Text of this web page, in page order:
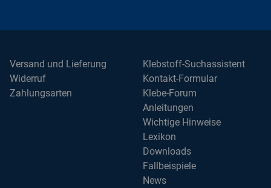
Klebstoff-Suchassistent
Kontakt-Formular
Klebe-Forum
Anleitungen
Wichtige Hinweise
Lexikon
Downloads
Fallbeispiele
News
Versand und Lieferung
Widerruf
Zahlungsarten